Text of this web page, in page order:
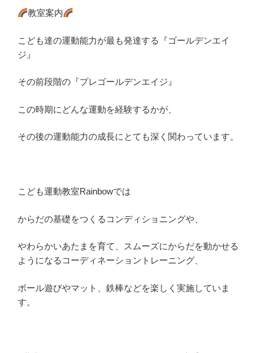
教室案内
こども達の運動能力が最も発達する『ゴールデンエイ
ジ』
その前段階の『プレゴールデンエイジ』
この時期にどんな運動を経験するかが、
その後の運動能力の成長にとても深く関わっています。
こども運動教室Rainbowでは
からだの基礎をつくるコンディショニングや、
やわらかいあたまを育て、スムーズにからだを動かせる
ようになるコーディネーショントレーニング、
ボール遊びやマット、鉄棒などを楽しく実施していま
す。